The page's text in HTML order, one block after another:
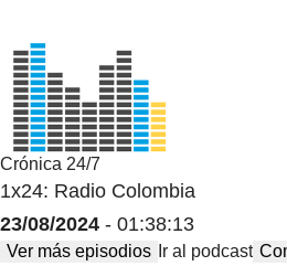
Crónica 24/7
1x24: Radio Colombia
23/08/2024 - 01:38:13
Ver más episodios Ir al podcast